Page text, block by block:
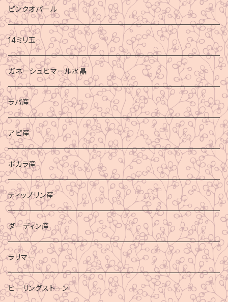
ピンクオパール
14ミリ玉
ガネーシュヒマール水晶
ラパ産
アピ産
ポカラ産
ティップリン産
ダーディン産
ラリマー
ヒーリングストーン